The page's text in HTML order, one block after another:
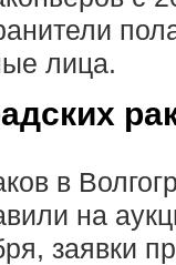
лица.
в
на
заявки